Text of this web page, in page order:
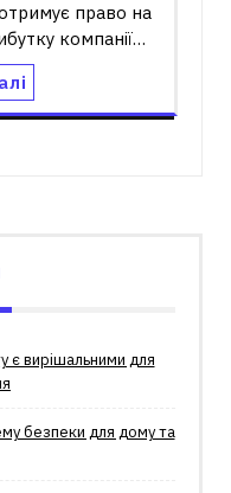
право на
компанії…
є вирішальними для
безпеки для дому та